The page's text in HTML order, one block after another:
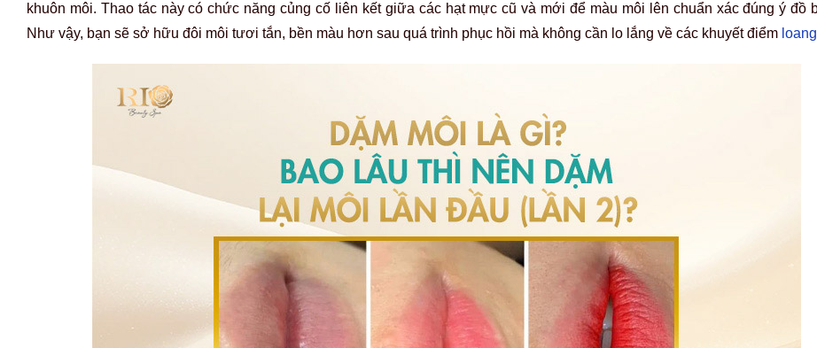
khuôn môi. Thao tác này có chức năng củng cố liên kết giữa các hạt mực cũ và mới để màu môi lên chuẩn xác đúng ý đồ
Như vậy, bạn sẽ sở hữu đôi môi tươi tắn, bền màu hơn sau quá trình phục hồi mà không cần lo lắng về các khuyết điểm